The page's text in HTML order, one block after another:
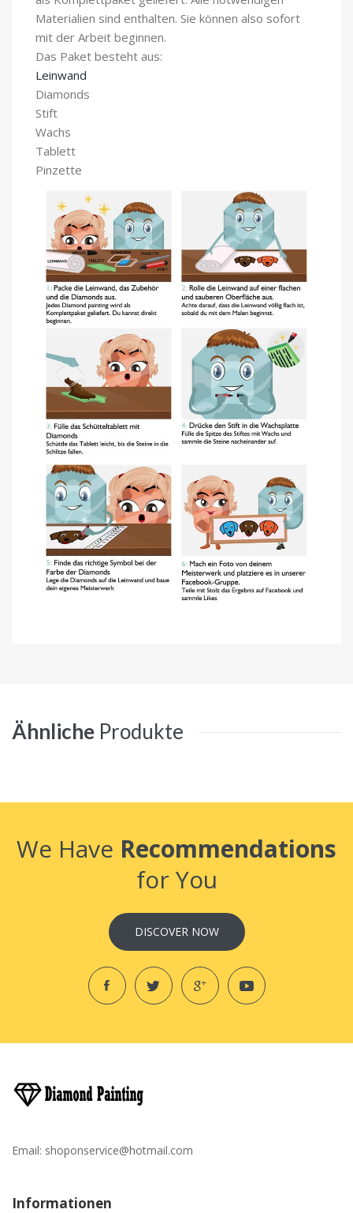
Materialien sind enthalten. Sie können also sofort
mit der Arbeit beginnen.
Das Paket besteht aus:
Leinwand
Diamonds
Stift
Wachs
Tablett
Pinzette
Ähnliche Produkte
We Have Recommendations
for You
DISCOVER NOW
Email: shoponservice@hotmail.com
Informationen